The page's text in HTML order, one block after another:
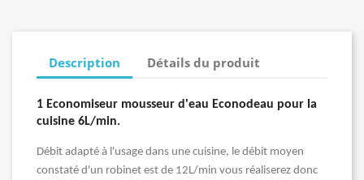
Description Détails du produit
1 Economiseur mousseur d'eau Econodeau pour la
cuisine 6L/min.
Débit adapté à l'usage dans une cuisine, le débit moyen
constaté d'un robinet est de 12L/min vous réaliserez donc